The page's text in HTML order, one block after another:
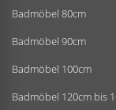
Badmöbel 80cm
Badmöbel 90cm
Badmöbel 100cm
Badmöbel 120cm bis